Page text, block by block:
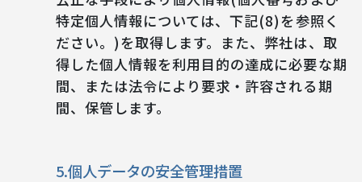
特定個人情報については、下記(8)を参照く
ださい。)を取得します。また、弊社は、取
得した個人情報を利用目的の達成に必要な期
間、または法令により要求・許容される期
間、保管します。
5.個人データの安全管理措置